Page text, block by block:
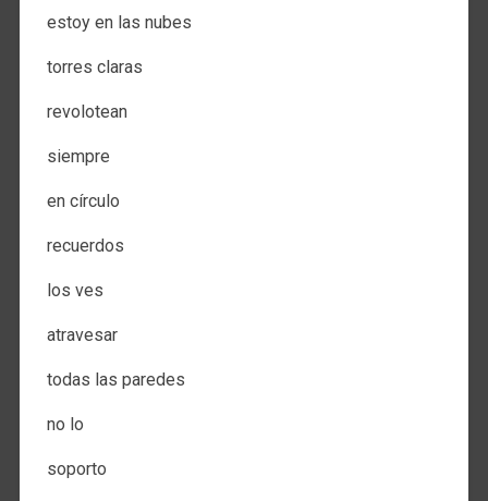
estoy en las nubes
torres claras
revolotean
siempre
en círculo
recuerdos
los ves
atravesar
todas las paredes
no lo
soporto